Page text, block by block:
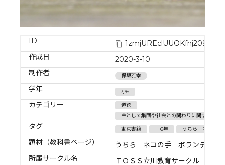
ID
1zmjUREclUUOKfnj2092
作成日
2020-3-10
制作者
保坂雅幸
学年 小6
カテゴリー
道徳
主として集団や社会との関わりに関すること/
タグ 東京書籍 6年 うちら ネコの手
題材（教科書ページ）
うちら ネコの手 ボランティア
所属サークル名
ＴＯＳＳ立川教育サークル